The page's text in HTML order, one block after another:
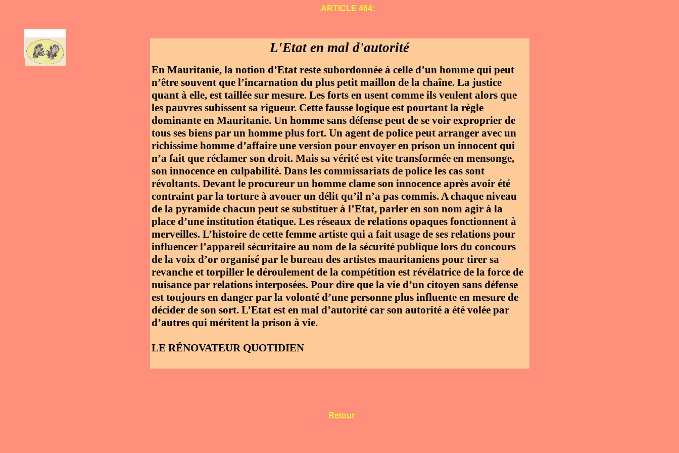
ARTICLE 464:
L'Etat en mal d'autorité
En Mauritanie, la notion d’Etat reste subordonnée à celle d’un homme qui peut
n’être souvent que l’incarnation du plus petit maillon de la chaîne. La justice
quant à elle, est taillée sur mesure. Les forts en usent comme ils veulent alors que
les pauvres subissent sa rigueur. Cette fausse logique est pourtant la règle
dominante en Mauritanie. Un homme sans défense peut de se voir exproprier de
tous ses biens par un homme plus fort. Un agent de police peut arranger avec un
richissime homme d’affaire une version pour envoyer en prison un innocent qui
n’a fait que réclamer son droit. Mais sa vérité est vite transformée en mensonge,
son innocence en culpabilité. Dans les commissariats de police les cas sont
révoltants. Devant le procureur un homme clame son innocence après avoir été
contraint par la torture à avouer un délit qu’il n’a pas commis. A chaque niveau
de la pyramide chacun peut se substituer à l’Etat, parler en son nom agir à la
place d’une institution étatique. Les réseaux de relations opaques fonctionnent à
merveilles. L’histoire de cette femme artiste qui a fait usage de ses relations pour
influencer l’appareil sécuritaire au nom de la sécurité publique lors du concours
de la voix d’or organisé par le bureau des artistes mauritaniens pour tirer sa
revanche et torpiller le déroulement de la compétition est révélatrice de la force de
nuisance par relations interposées. Pour dire que la vie d’un citoyen sans défense
est toujours en danger par la volonté d’une personne plus influente en mesure de
décider de son sort. L’Etat est en mal d’autorité car son autorité a été volée par
d’autres qui méritent la prison à vie.
LE RÉNOVATEUR QUOTIDIEN
Retour